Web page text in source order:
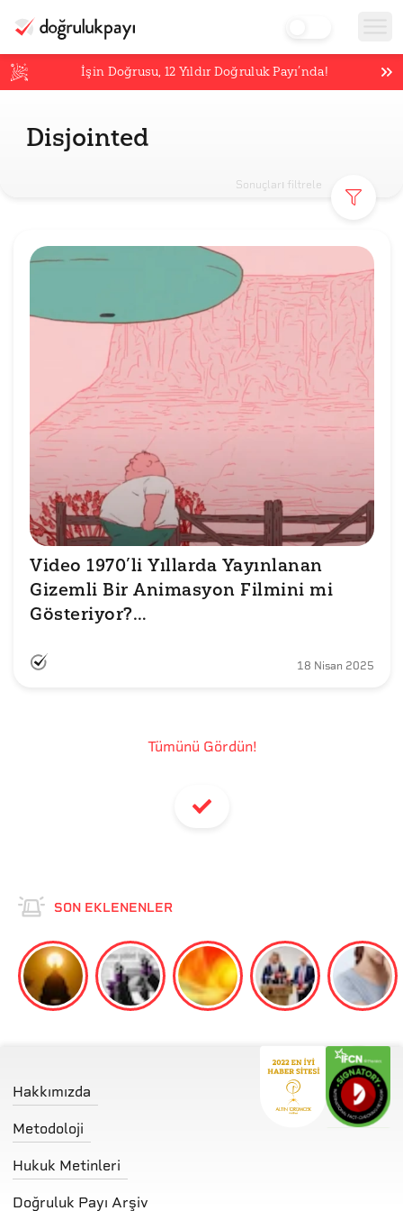
İşin Doğrusu,12 Yıldır Doğruluk Payı’nda!
Disjointed
Sonuçları filtrele
Video 1970’li Yıllarda Yayınlanan
Gizemli Bir Animasyon Filmini mi
Gösteriyor?
18 Nisan 2025
Tümünü Gördün!
SON EKLENENLER
Hakkımızda
Metodoloji
Hukuk Metinleri
Doğruluk Payı Arşiv